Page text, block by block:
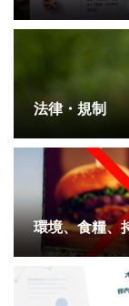
法律・規制
環境、食糧、